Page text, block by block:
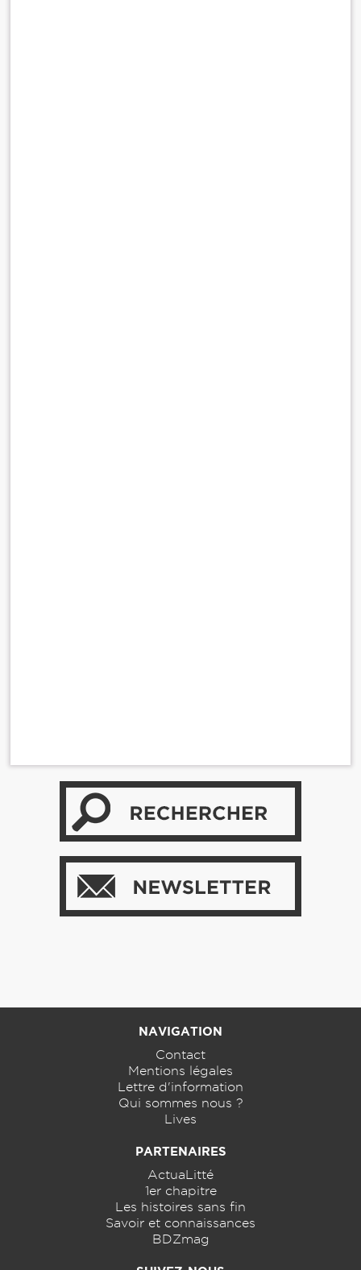
NAVIGATION
Contact
Mentions légales
Lettre d'information
Qui sommes nous ?
Lives
PARTENAIRES
ActuaLitté
1er chapitre
Les histoires sans fin
Savoir et connaissances
BDZmag